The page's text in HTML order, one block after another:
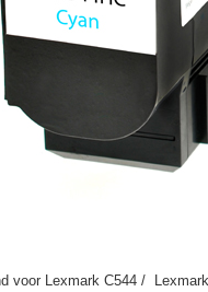
voor Lexmark C544 /